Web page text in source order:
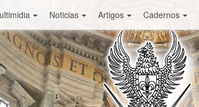
Noticias Artigos Cadernos